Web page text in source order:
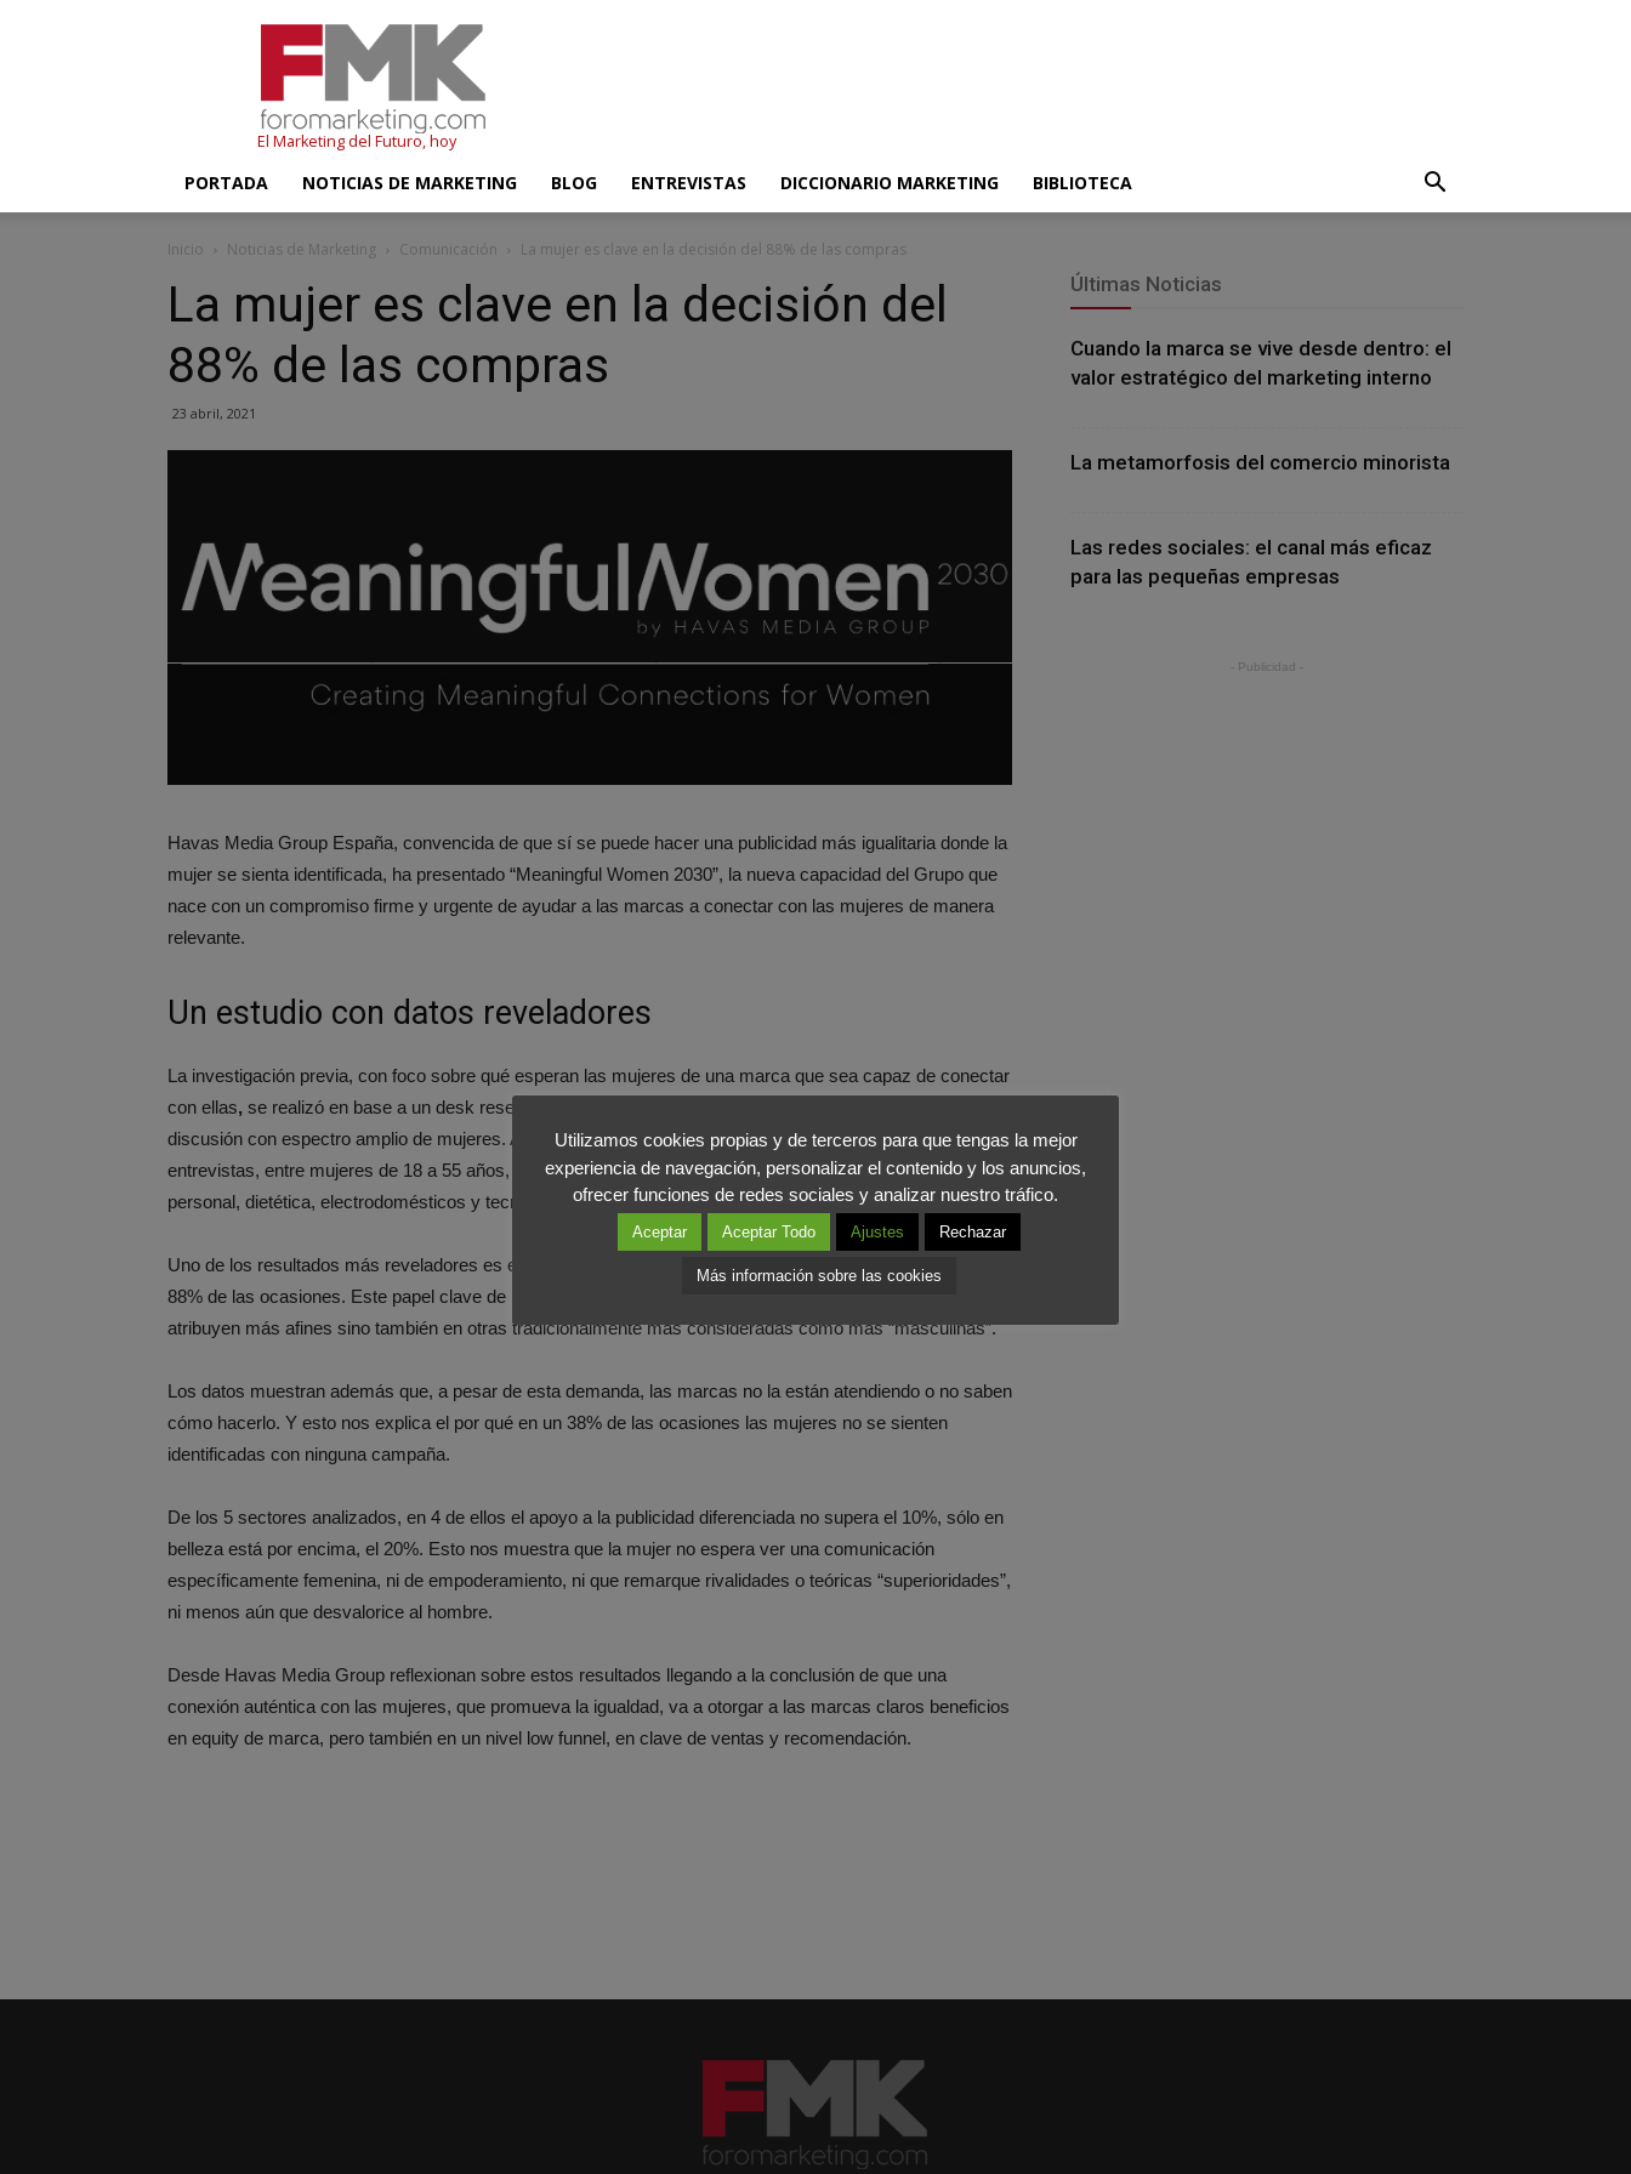
El Marketing del Futuro, hoy
PORTADA NOTICIAS DE MARKETING BLOG ENTREVISTAS DICCIONARIO MARKETING BIBLIOTECA
Inicio Noticias de Marketing Comunicación La mujer es clave en la decisión del 88% de las compras
La mujer es clave en la decisión del
88% de las compras
23 abril, 2021
Havas Media Group España, convencida de que sí se puede hacer una publicidad más igualitaria donde la
mujer se sienta identificada, ha presentado “Meaningful Women 2030”, la nueva capacidad del Grupo que
nace con un compromiso firme y urgente de ayudar a las marcas a conectar con las mujeres de manera
relevante.
Un estudio con datos reveladores
La investigación previa, con foco sobre qué esperan las mujeres de una marca que sea capaz de conectar
con ellas, se realizó en base a un desk research, seguido de un estudio cualitativo en formato grupo de
discusión con espectro amplio de mujeres. Además, un cuantitativo sobre una muestra de 1.408
entrevistas, entre mujeres de 18 a 55 años, y con foco en cinco categorías: automoción, belleza y cuidado
personal, dietética, electrodomésticos y tecnología.
Uno de los resultados más reveladores es el que muestra cómo la mujer es decisora de compra en un
88% de las ocasiones. Este papel clave de la mujer se da, no sólo en aquellas categorías que se le
atribuyen más afines sino también en otras tradicionalmente más consideradas como más “masculinas”.
Los datos muestran además que, a pesar de esta demanda, las marcas no la están atendiendo o no saben
cómo hacerlo. Y esto nos explica el por qué en un 38% de las ocasiones las mujeres no se sienten
identificadas con ninguna campaña.
De los 5 sectores analizados, en 4 de ellos el apoyo a la publicidad diferenciada no supera el 10%, sólo en
belleza está por encima, el 20%. Esto nos muestra que la mujer no espera ver una comunicación
específicamente femenina, ni de empoderamiento, ni que remarque rivalidades o teóricas “superioridades”,
ni menos aún que desvalorice al hombre.
Desde Havas Media Group reflexionan sobre estos resultados llegando a la conclusión de que una
conexión auténtica con las mujeres, que promueva la igualdad, va a otorgar a las marcas claros beneficios
en equity de marca, pero también en un nivel low funnel, en clave de ventas y recomendación.
Últimas Noticias
Cuando la marca se vive desde dentro: el
valor estratégico del marketing interno
La metamorfosis del comercio minorista
Las redes sociales: el canal más eficaz
para las pequeñas empresas
- Publicidad -
Utilizamos cookies propias y de terceros para que tengas la mejor
experiencia de navegación, personalizar el contenido y los anuncios,
ofrecer funciones de redes sociales y analizar nuestro tráfico.
Aceptar Aceptar Todo Ajustes Rechazar
Más información sobre las cookies